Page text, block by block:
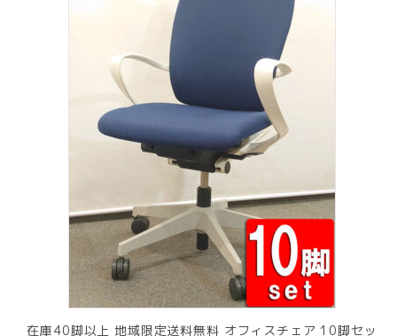
在庫40脚以上 地域限定送料無料 オフィスチェア 10脚セッ